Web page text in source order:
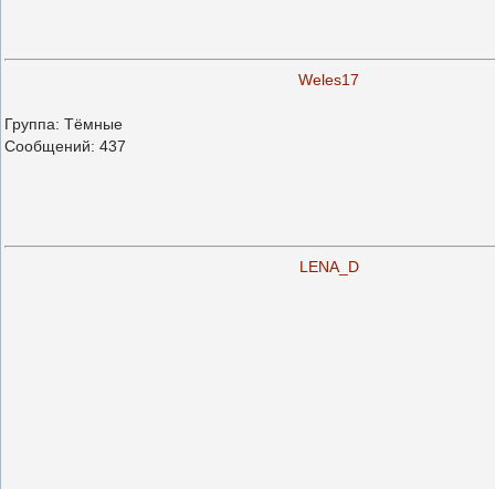
Weles17
Группа: Тёмные
Сообщений: 437
LENA_D